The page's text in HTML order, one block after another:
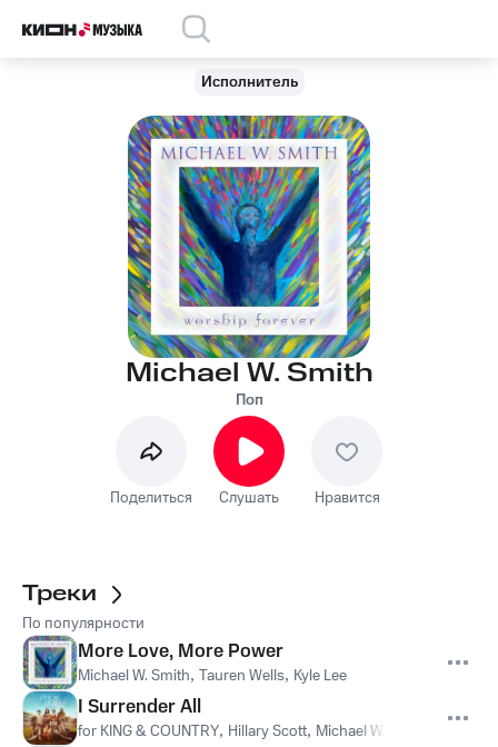
Исполнитель
Michael W. Smith
Поп
Поделиться Слушать Нравится
Треки
По популярности
More Love, More Power
Michael W. Smith, Tauren Wells, Kyle Lee
I Surrender All
for KING & COUNTRY, Hillary Scott, Michael W. Smith